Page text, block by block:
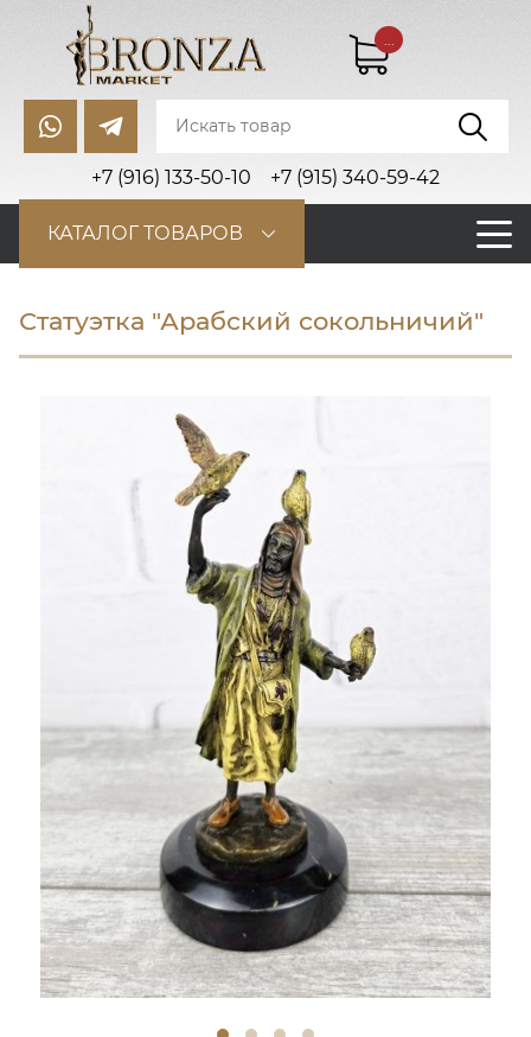
+7 (916) 133-50-10 +7 (915) 340-59-42
...
КАТАЛОГ ТОВАРОВ
Статуэтка "Арабский сокольничий"